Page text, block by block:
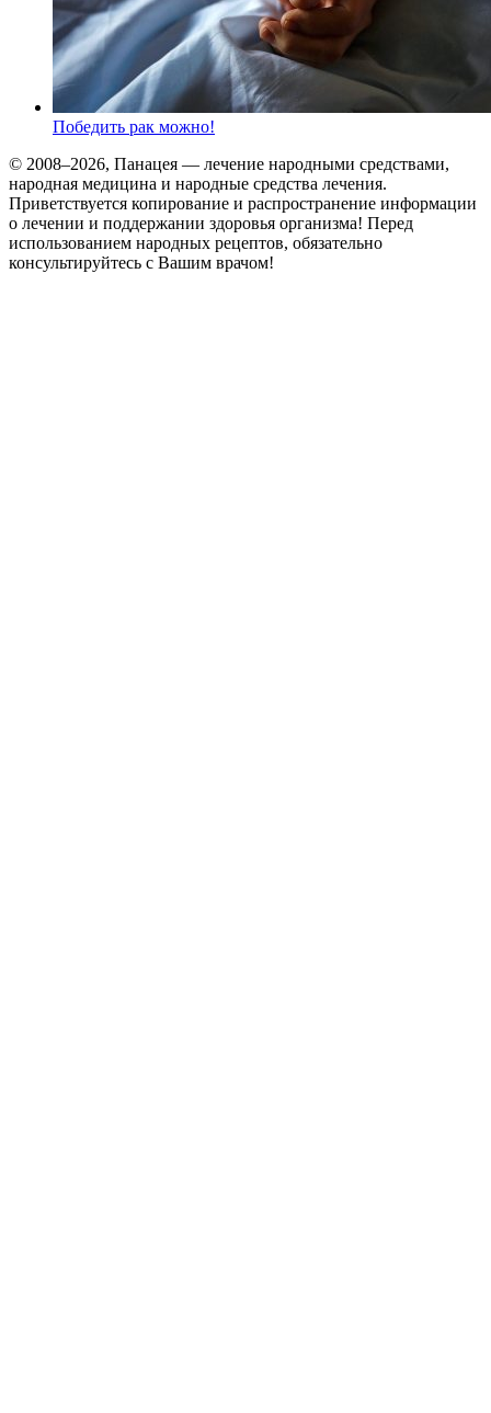
Победить рак можно!
© 2008–2026, Панацея — лечение народными средствами,
народная медицина и народные средства лечения.
Приветствуется копирование и распространение информации
о лечении и поддержании здоровья организма! Перед
использованием народных рецептов, обязательно
консультируйтесь с Вашим врачом!